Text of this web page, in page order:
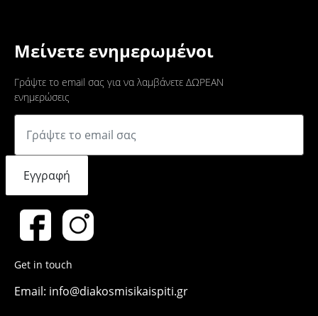
Μείνετε ενημερωμένοι
Γράψτε το email σας για να λαμβάνετε ΔΩΡΕΑΝ
ενημερώσεις
Εγγραφή
Get in touch
Email: info@diakosmisikaispiti.gr